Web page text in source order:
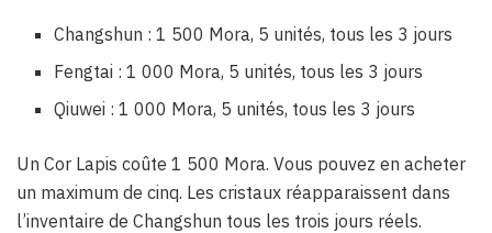
Changshun : 1 500 Mora, 5 unités, tous les 3 jours
Fengtai : 1 000 Mora, 5 unités, tous les 3 jours
Qiuwei : 1 000 Mora, 5 unités, tous les 3 jours
Un Cor Lapis coûte 1 500 Mora. Vous pouvez en acheter
un maximum de cinq. Les cristaux réapparaissent dans
l’inventaire de Changshun tous les trois jours réels.